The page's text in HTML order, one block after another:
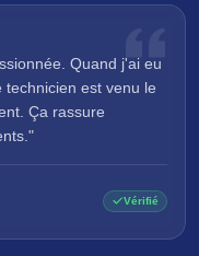
Quand j'ai eu
technicien est venu le
Ça rassure
Vérifié